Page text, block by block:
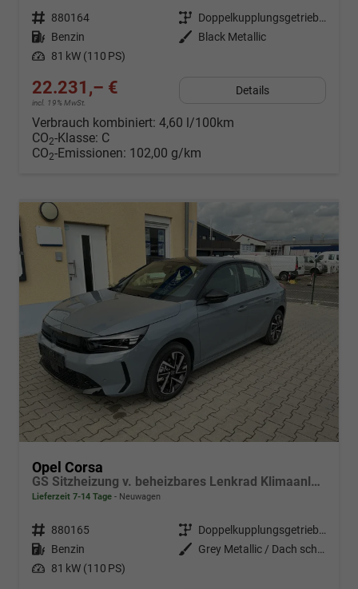
Fahrzeugnr. 880164 Getriebe
Doppelkupplungsgetriebe (DSG)
Kraftstoff Benzin Außenfarbe
Black Metallic
Leistung 81 kW (110 PS)
22.231,– €
incl. 19% MwSt.
Details
Verbrauch kombiniert: 4,60 l/100km
CO2-Klasse: C
CO2-Emissionen: 102,00 g/km
Opel Corsa
GS Sitzheizung v. beheizbares Lenkrad Klimaanlage Kamera PDC v+h
Lieferzeit 7-14 Tage Neuwagen
Fahrzeugnr. 880165 Getriebe
Doppelkupplungsgetriebe (DSG)
Kraftstoff Benzin Außenfarbe
Grey Metallic / Dach schwarz
Leistung 81 kW (110 PS)